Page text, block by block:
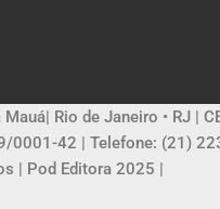
Rio de Janeiro • RJ |
0001-42 | Telefone: (21)
| Pod Editora 2025 |